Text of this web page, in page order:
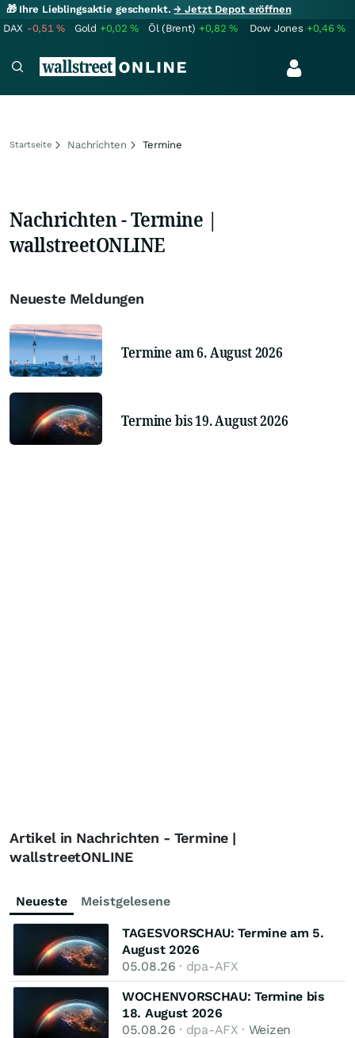
🎁 Ihre Lieblingsaktie geschenkt.→ Jetzt Depot eröffnen
DAX -0,51% Gold +0,02% Öl (Brent) +0,82% Dow Jones +0,46%
Startseite Nachrichten Termine
Nachrichten - Termine |
wallstreetONLINE
Neueste Meldungen
Termine am 6. August 2026
Termine bis 19. August 2026
Artikel in Nachrichten - Termine |
wallstreetONLINE
Neueste Meistgelesene
TAGESVORSCHAU: Termine am 5.
August 2026
05.08.26 · dpa-AFX
WOCHENVORSCHAU: Termine bis
18. August 2026
05.08.26 · dpa-AFX · Weizen